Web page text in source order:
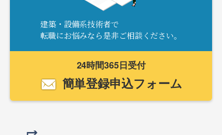
建築・設備系技術者で
転職にお悩みなら是非ご相談ください。
24時間365日受付
簡単登録申込フォーム